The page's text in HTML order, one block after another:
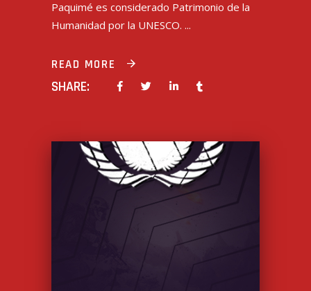
Paquimé es considerado Patrimonio de la
Humanidad por la UNESCO.
READ MORE
SHARE: